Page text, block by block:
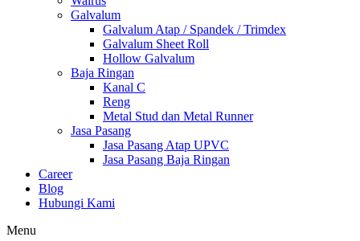
Galvalum
Galvalum Atap / Spandek / Trimdex
Galvalum Sheet Roll
Hollow Galvalum
Baja Ringan
Kanal C
Reng
Metal Stud dan Metal Runner
Jasa Pasang
Jasa Pasang Atap UPVC
Jasa Pasang Baja Ringan
Career
Blog
Hubungi Kami
Menu